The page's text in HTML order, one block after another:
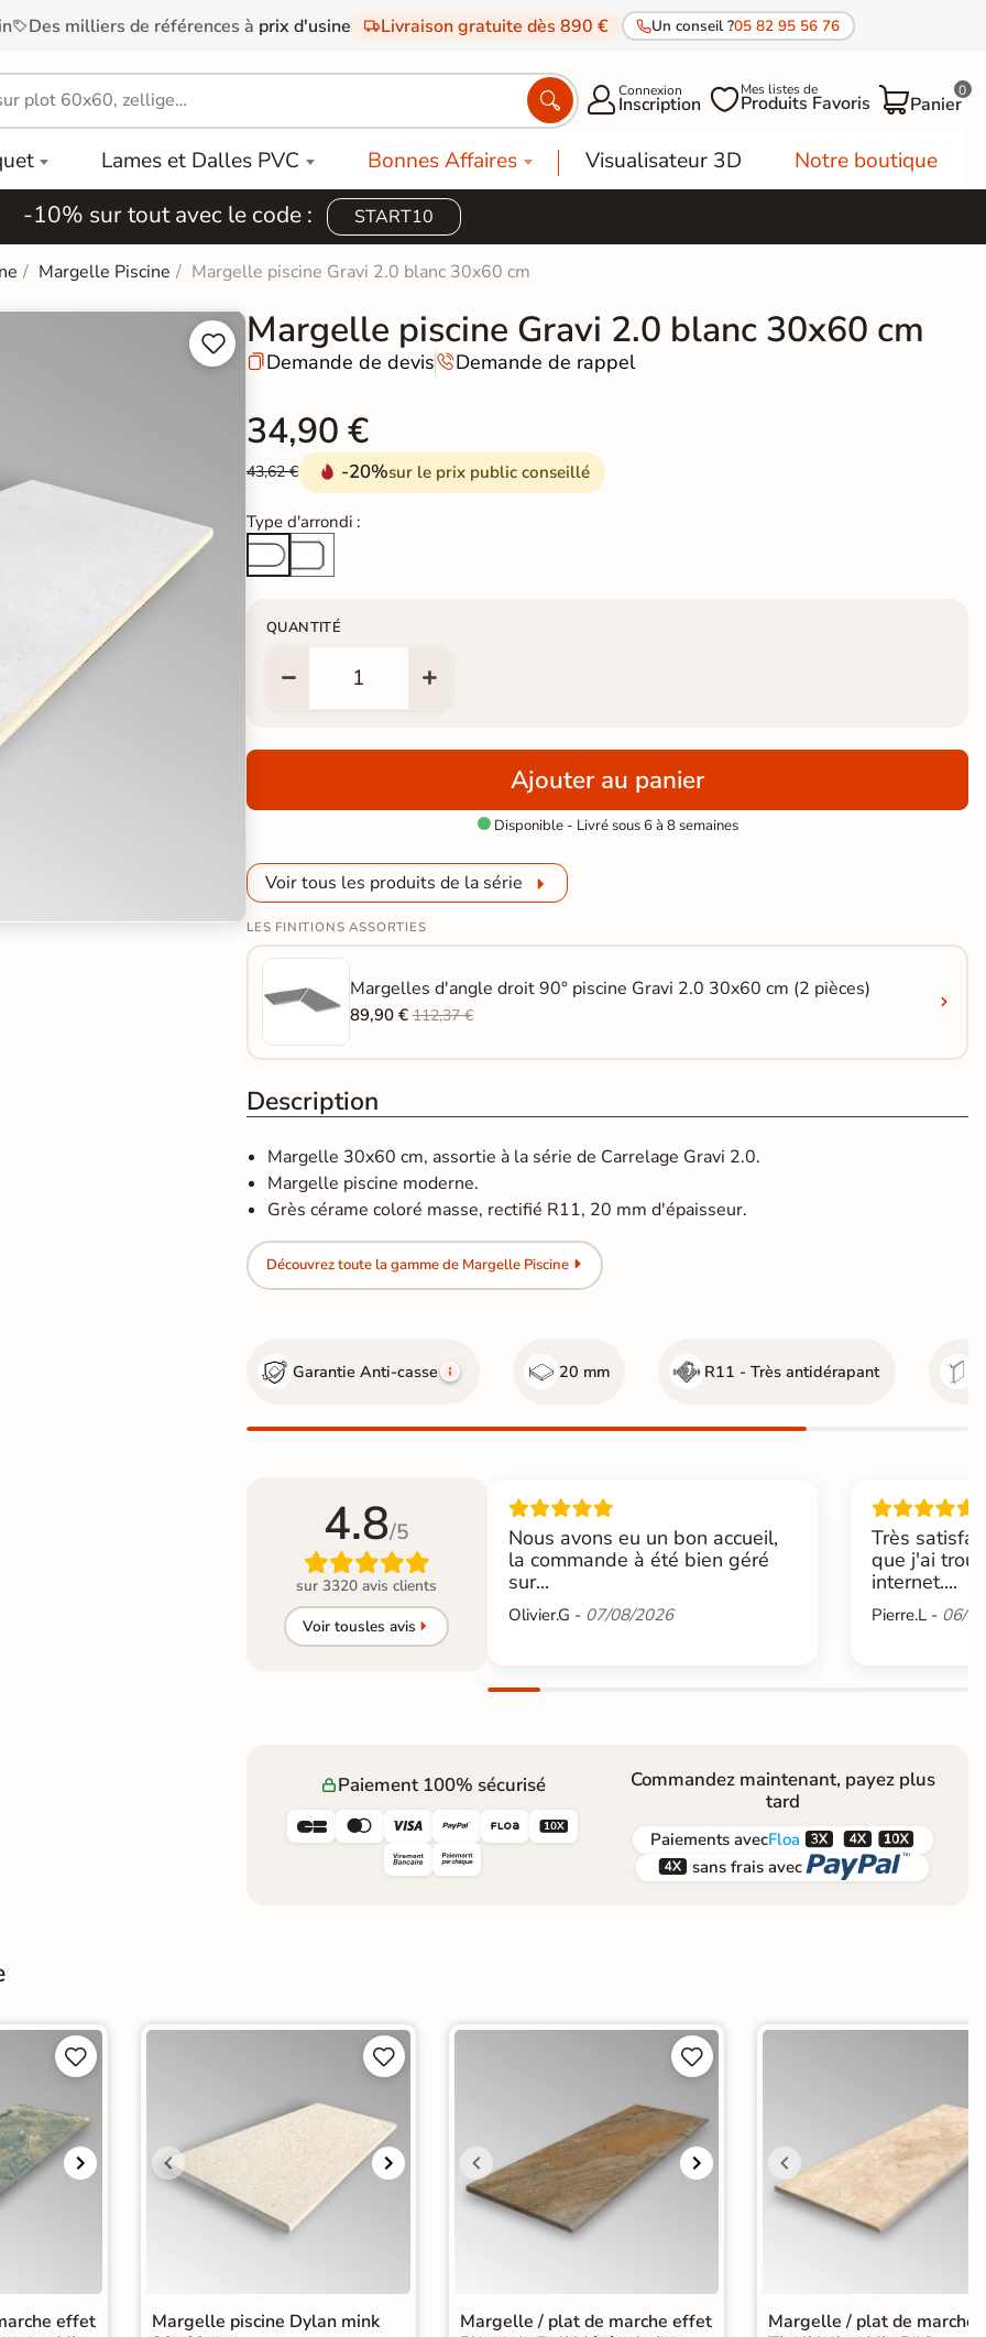
Des milliers de références à prix d'usine Livraison gratuite dès 890 € Un conseil ?05 82 95 56 76
 Connexion
Inscription Mes listes de
Produits Favoris Panier
0
Lames et Dalles PVC Bonnes Affaires Visualisateur 3D Notre boutique
-10% sur tout avec le code : START10
Margelle Piscine Margelle piscine Gravi 2.0 blanc 30x60 cm

 Margelle piscine Gravi 2.0 blanc 30x60 cm
Demande de devisDemande de rappel
34,90 €
43,62 € -20%sur le prix public conseillé
Type d'arrondi :
Arrondi total
QUANTITÉ
Ajouter au panier
 Disponible - Livré sous 6 à 8 semaines
Voir tous les produits de la série
LES FINITIONS ASSORTIES
Margelles d'angle droit 90° piscine Gravi 2.0 30x60 cm (2 pièces)
89,90 €112,37 €
Description
Margelle 30x60 cm, assortie à la série de Carrelage Gravi 2.0.
Margelle piscine moderne.
Grès cérame coloré masse, rectifié R11, 20 mm d'épaisseur.
Découvrez toute la gamme de Margelle Piscine
Garantie Anti-casse 20 mm R11 - Très antidérapant
4.8/5

sur 3320 avis clients
Voir tousles avis
Nous avons eu un bon accueil,
la commande à été bien géré
sur...
Olivier.G - 07/08/2026
Très
que j'ai
internet....
Pierre.L - 06/
Paiement 100% sécurisé
     
Commandez maintenant, payez plus
tard
PaiementsavecFloa  
 sans frais avec 


effet


Margelle piscine Dylan mink


Margelle / plat de marche effet
Margelle / plat de marche